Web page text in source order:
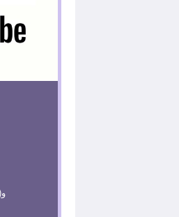
配信していきたいと思います( ˆˆ )و